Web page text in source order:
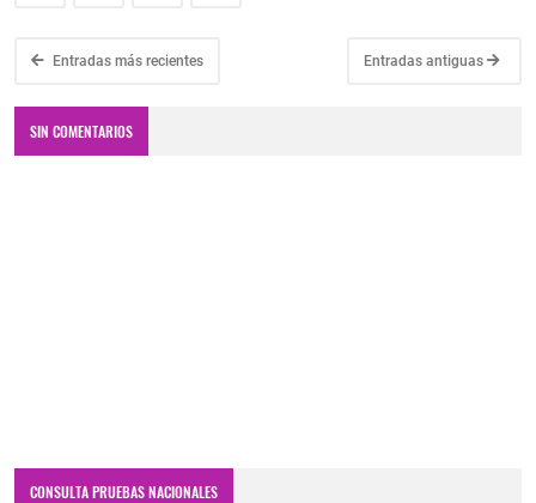
Entradas más recientes Entradas antiguas
SIN COMENTARIOS
CONSULTA PRUEBAS NACIONALES